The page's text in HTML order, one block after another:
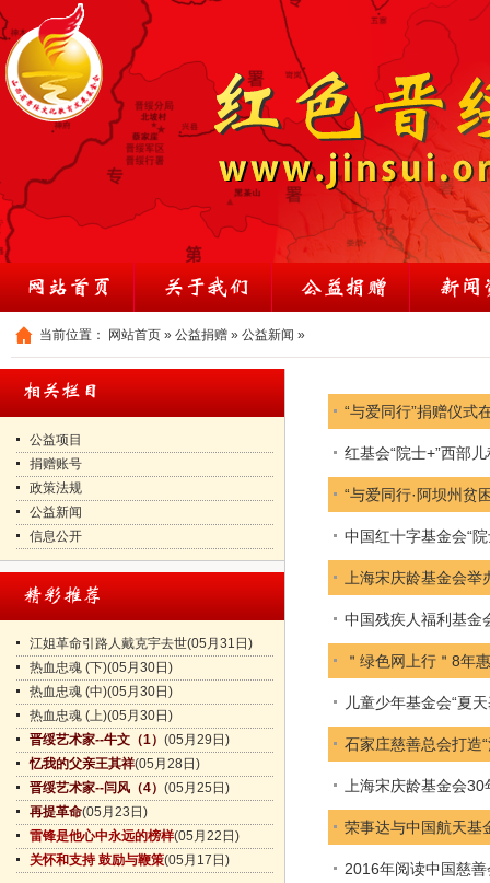
当前位置： 网站首页 » 公益捐赠 » 公益新闻 »
公益项目
捐赠账号
政策法规
公益新闻
信息公开
江姐革命引路人戴克宇去世(05月31日)
热血忠魂 (下)(05月30日)
热血忠魂 (中)(05月30日)
热血忠魂 (上)(05月30日)
晋绥艺术家--牛文（1） (05月29日)
忆我的父亲王其祥(05月28日)
晋绥艺术家--闫风（4） (05月25日)
再提革命(05月23日)
雷锋是他心中永远的榜样(05月22日)
关怀和支持 鼓励与鞭策(05月17日)
“与爱同行”捐赠仪式
红基会“院士+”西部
“与爱同行·阿坝州贫
中国红十字基金会“
上海宋庆龄基金会
中国残疾人福利基金
＂绿色网上行＂8年
儿童少年基金会“夏
石家庄慈善总会打造
上海宋庆龄基金会
荣事达与中国航天基
2016年阅读中国慈